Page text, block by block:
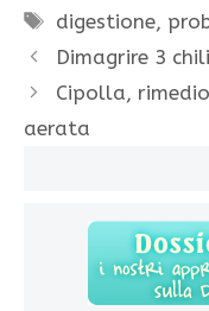
Tag
digestione,
Dimagrire 3
Cipolla,
aerata